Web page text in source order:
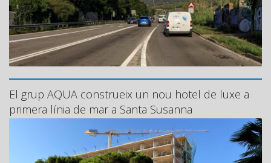
El grup AQUA construeix un nou hotel de luxe a
primera línia de mar a Santa Susanna